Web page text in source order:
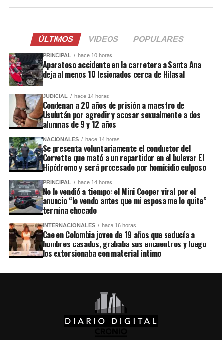
ÚLTIMOS VIDEOS POPULARES
PRINCIPAL hace 10 horas
Aparatoso accidente en la carretera a Santa Ana
deja al menos 10 lesionados cerca de Hilasal
JUDICIAL hace 14 horas
Condenan a 20 años de prisión a maestro de
Usulután por agredir y acosar sexualmente a dos
alumnas de 9 y 12 años
NACIONALES hace 14 horas
Se presenta voluntariamente el conductor del
Corvette que mató a un repartidor en el bulevar El
Hipódromo y será procesado por homicidio culposo
PRINCIPAL hace 14 horas
No lo vendió a tiempo: el Mini Cooper viral por el
anuncio “lo vendo antes que mi esposa me lo quite”
termina chocado
INTERNACIONALES hace 16 horas
Cae en Colombia joven de 19 años que seducía a
hombres casados, grababa sus encuentros y luego
los extorsionaba con material íntimo